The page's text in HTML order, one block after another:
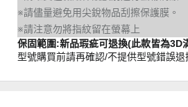
※請儘量避免用尖銳物品刮擦保護膜。
※請注意勿將指紋留在螢幕上
保固範圍:新品瑕疵可退換(此款皆為3D
型號購買前請再確認/不提供型號錯誤退